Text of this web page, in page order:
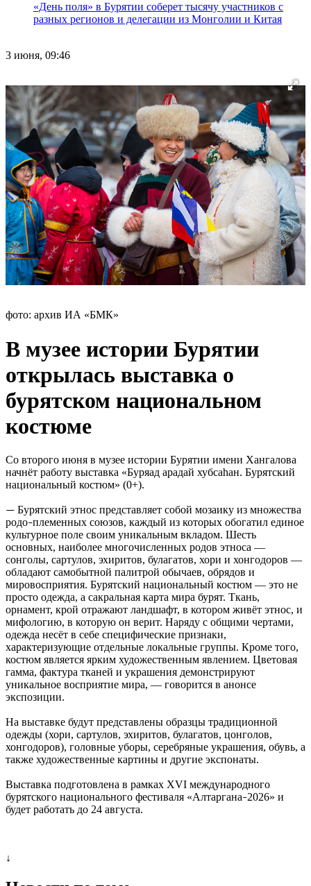
«День поля» в Бурятии соберет тысячу участников с
разных регионов и делегации из Монголии и Китая
3 июня, 09:46
фото: архив ИА «БМК»
В музее истории Бурятии
открылась выставка о
бурятском национальном
костюме
Со второго июня в музее истории Бурятии имени Хангалова
начнёт работу выставка «Буряад арадай хубсаһан. Бурятский
национальный костюм» (0+).
— Бурятский этнос представляет собой мозаику из множества
родо–племенных союзов, каждый из которых обогатил единое
культурное поле своим уникальным вкладом. Шесть
основных, наиболее многочисленных родов этноса —
сонголы, сартулов, эхиритов, булагатов, хори и хонгодоров —
обладают самобытной палитрой обычаев, обрядов и
мировосприятия. Бурятский национальный костюм — это не
просто одежда, а сакральная карта мира бурят. Ткань,
орнамент, крой отражают ландшафт, в котором живёт этнос, и
мифологию, в которую он верит. Наряду с общими чертами,
одежда несёт в себе специфические признаки,
характеризующие отдельные локальные группы. Кроме того,
костюм является ярким художественным явлением. Цветовая
гамма, фактура тканей и украшения демонстрируют
уникальное восприятие мира, — говорится в анонсе
экспозиции.
На выставке будут представлены образцы традиционной
одежды (хори, сартулов, эхиритов, булагатов, цонголов,
хонгодоров), головные уборы, серебряные украшения, обувь, а
также художественные картины и другие экспонаты.
Выставка подготовлена в рамках XVI международного
бурятского национального фестиваля «Алтаргана–2026» и
будет работать до 24 августа.
↓